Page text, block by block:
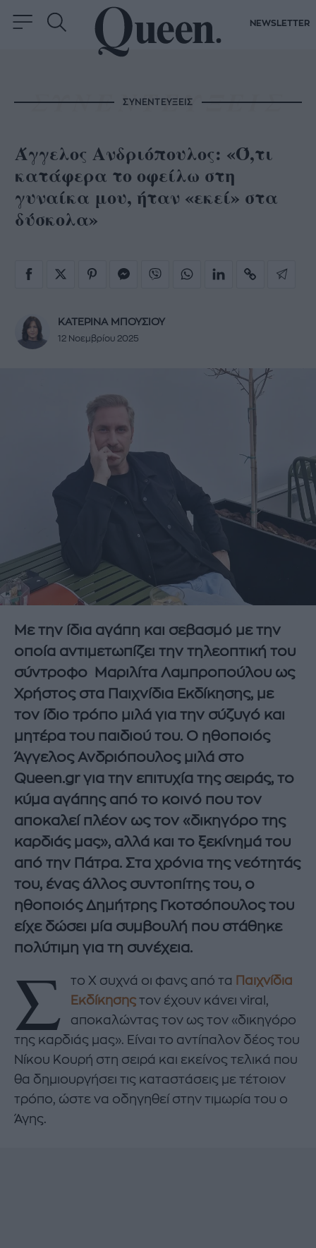
NEWSLETTER
ΣΥΝΕΝΤΕΥΞΕΙΣ
Άγγελος Ανδριόπουλος: «Ό,τι
κατάφερα το οφείλω στη
γυναίκα μου, ήταν «εκεί» στα
δύσκολα»
ΚΑΤΕΡΙΝΑ ΜΠΟΥΣΙΟΥ
12 Νοεμβρίου 2025
Με την ίδια αγάπη και σεβασμό με την
οποία αντιμετωπίζει την τηλεοπτική του
σύντροφο Μαριλίτα Λαμπροπούλου ως
Χρήστος στα Παιχνίδια Εκδίκησης, με
τον ίδιο τρόπο μιλά για την σύζυγό και
μητέρα του παιδιού του. Ο ηθοποιός
Άγγελος Ανδριόπουλος μιλά στο
Queen.gr για την επιτυχία της σειράς, το
κύμα αγάπης από το κοινό που τον
αποκαλεί πλέον ως τον «δικηγόρο της
καρδιάς μας», αλλά και το ξεκίνημά του
από την Πάτρα. Στα χρόνια της νεότητάς
του, ένας άλλος συντοπίτης του, ο
ηθοποιός Δημήτρης Γκοτσόπουλος του
είχε δώσει μία συμβουλή που στάθηκε
πολύτιμη για τη συνέχεια.
Σ το Χ συχνά οι φανς από τα Παιχνίδια
Εκδίκησηςτον έχουν κάνει viral,
αποκαλώντας τον ως τον «δικηγόρο
της καρδιάς μας». Είναι το αντίπαλον δέος του
Νίκου Κουρή στη σειρά και εκείνος τελικά που
θα δημιουργήσει τις καταστάσεις με τέτοιον
τρόπο, ώστε να οδηγηθεί στην τιμωρία του ο
Άγης.